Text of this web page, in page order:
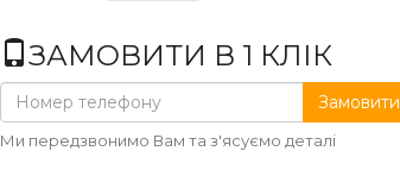
ЗАМОВИТИ В 1 КЛІК
Замовити
Ми передзвонимо Вам та з'ясуємо деталі